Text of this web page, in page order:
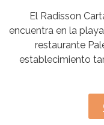
El Radisson
encuentra en la
restaurante
establecimiento